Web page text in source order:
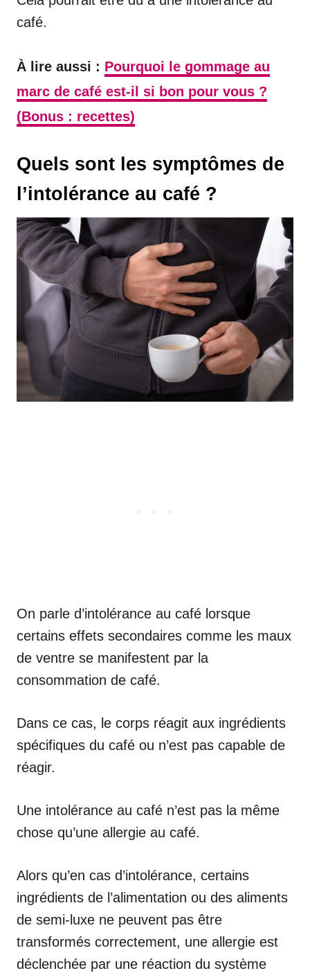
café.
À lire aussi : Pourquoi le gommage au
marc de café est-il si bon pour vous ?
(Bonus : recettes)
Quels sont les symptômes de
l’intolérance au café ?
On parle d’intolérance au café lorsque
certains effets secondaires comme les maux
de ventre se manifestent par la
consommation de café.
Dans ce cas, le corps réagit aux ingrédients
spécifiques du café ou n’est pas capable de
réagir.
Une intolérance au café n’est pas la même
chose qu’une allergie au café.
Alors qu’en cas d’intolérance, certains
ingrédients de l’alimentation ou des aliments
de semi-luxe ne peuvent pas être
transformés correctement, une allergie est
déclenchée par une réaction du système